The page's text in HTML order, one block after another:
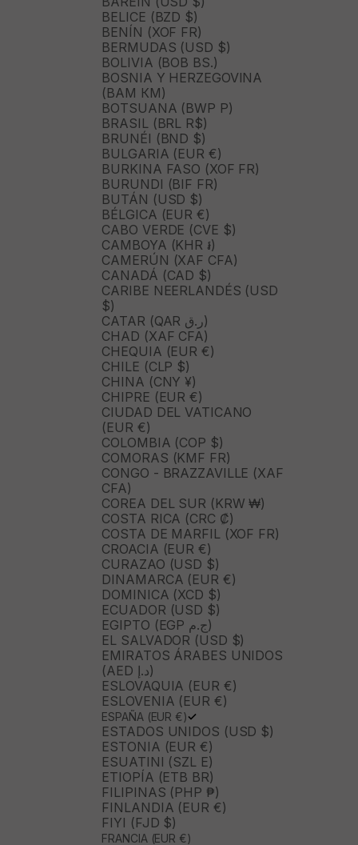
BELICE (BZD $)
BENÍN (XOF FR)
BERMUDAS (USD $)
BOLIVIA (BOB BS.)
BOSNIA Y HERZEGOVINA
(BAM КМ)
BOTSUANA (BWP P)
BRASIL (BRL R$)
BRUNÉI (BND $)
BULGARIA (EUR €)
BURKINA FASO (XOF FR)
BURUNDI (BIF FR)
BUTÁN (USD $)
BÉLGICA (EUR €)
CABO VERDE (CVE $)
CAMBOYA (KHR ៛)
CAMERÚN (XAF CFA)
CANADÁ (CAD $)
CARIBE NEERLANDÉS (USD
$)
CATAR (QAR ر.ق)
CHAD (XAF CFA)
CHEQUIA (EUR €)
CHILE (CLP $)
CHINA (CNY ¥)
CHIPRE (EUR €)
CIUDAD DEL VATICANO
(EUR €)
COLOMBIA (COP $)
COMORAS (KMF FR)
CONGO - BRAZZAVILLE (XAF
CFA)
COREA DEL SUR (KRW ₩)
COSTA RICA (CRC ₡)
COSTA DE MARFIL (XOF FR)
CROACIA (EUR €)
CURAZAO (USD $)
DINAMARCA (EUR €)
DOMINICA (XCD $)
ECUADOR (USD $)
EGIPTO (EGP ج.م)
EL SALVADOR (USD $)
EMIRATOS ÁRABES UNIDOS
(AED د.إ)
ESLOVAQUIA (EUR €)
ESLOVENIA (EUR €)
ESPAÑA (EUR €)
ESTADOS UNIDOS (USD $)
ESTONIA (EUR €)
ESUATINI (SZL E)
ETIOPÍA (ETB BR)
FILIPINAS (PHP ₱)
FINLANDIA (EUR €)
FIYI (FJD $)
FRANCIA (EUR €)